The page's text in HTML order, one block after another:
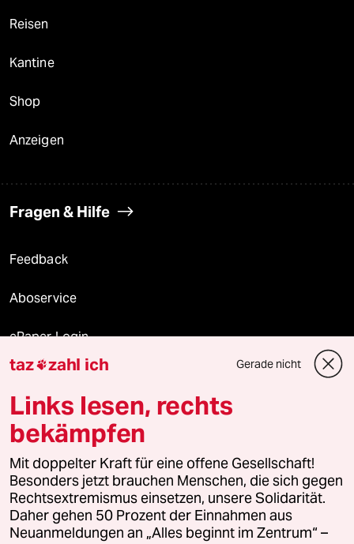
Reisen
Kantine
Shop
Anzeigen
Fragen & Hilfe
Feedback
Aboservice
ePaper Login
Downloads für Abonnierende
© 2026 taz Verlags und Vertriebs GmbH
Alle Rechte vorbehalten. Bei rechtlichen Fragen oder für Genehmigungen
wenden Sie sich bitte an
lizenzen@taz.de
Feedback Redaktionsstatut Kommune-Richtlinien
taz zahl ich Gerade nicht
Links lesen, rechts
bekämpfen
Mit doppelter Kraft für eine offene Gesellschaft!
Besonders jetzt brauchen Menschen, die sich gegen
Rechtsextremismus einsetzen, unsere Solidarität.
Daher gehen 50 Prozent der Einnahmen aus
Neuanmeldungen an „Alles beginnt im Zentrum“ –